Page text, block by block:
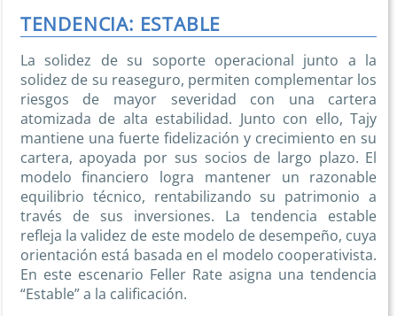
TENDENCIA: ESTABLE
La solidez de su soporte operacional junto a la
solidez de su reaseguro, permiten complementar los
riesgos de mayor severidad con una cartera
atomizada de alta estabilidad. Junto con ello, Tajy
mantiene una fuerte fidelización y crecimiento en su
cartera, apoyada por sus socios de largo plazo. El
modelo financiero logra mantener un razonable
equilibrio técnico, rentabilizando su patrimonio a
través de sus inversiones. La tendencia estable
refleja la validez de este modelo de desempeño, cuya
orientación está basada en el modelo cooperativista.
En este escenario Feller Rate asigna una tendencia
“Estable” a la calificación.